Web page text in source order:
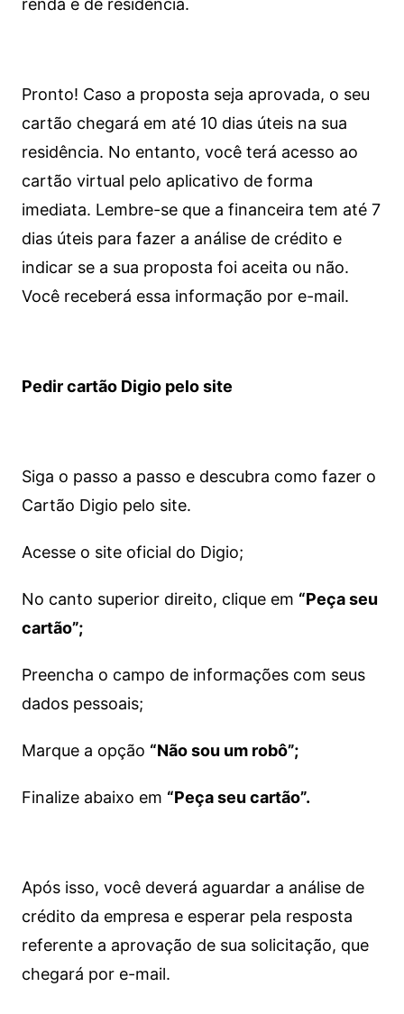
renda e de residência.
Pronto! Caso a proposta seja aprovada, o seu
cartão chegará em até 10 dias úteis na sua
residência. No entanto, você terá acesso ao
cartão virtual pelo aplicativo de forma
imediata. Lembre-se que a financeira tem até 7
dias úteis para fazer a análise de crédito e
indicar se a sua proposta foi aceita ou não.
Você receberá essa informação por e-mail.
Pedir cartão Digio pelo site
Siga o passo a passo e descubra como fazer o
Cartão Digio pelo site.
Acesse o site oficial do Digio;
No canto superior direito, clique em “Peça seu
cartão”;
Preencha o campo de informações com seus
dados pessoais;
Marque a opção “Não sou um robô”;
Finalize abaixo em “Peça seu cartão”.
Após isso, você deverá aguardar a análise de
crédito da empresa e esperar pela resposta
referente a aprovação de sua solicitação, que
chegará por e-mail.